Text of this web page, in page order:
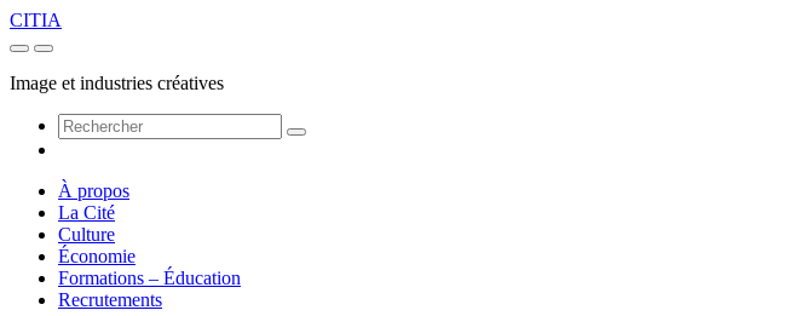
CITIA
Image et industries créatives
À propos
La Cité
Culture
Économie
Formations – Éducation
Recrutements